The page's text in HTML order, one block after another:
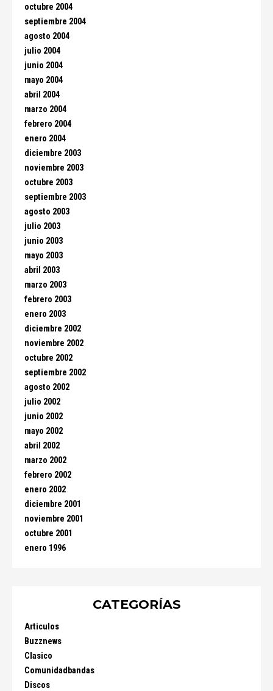
octubre 2004
septiembre 2004
agosto 2004
julio 2004
junio 2004
mayo 2004
abril 2004
marzo 2004
febrero 2004
enero 2004
diciembre 2003
noviembre 2003
octubre 2003
septiembre 2003
agosto 2003
julio 2003
junio 2003
mayo 2003
abril 2003
marzo 2003
febrero 2003
enero 2003
diciembre 2002
noviembre 2002
octubre 2002
septiembre 2002
agosto 2002
julio 2002
junio 2002
mayo 2002
abril 2002
marzo 2002
febrero 2002
enero 2002
diciembre 2001
noviembre 2001
octubre 2001
enero 1996
CATEGORÍAS
Articulos
Buzznews
Clasico
Comunidadbandas
Discos